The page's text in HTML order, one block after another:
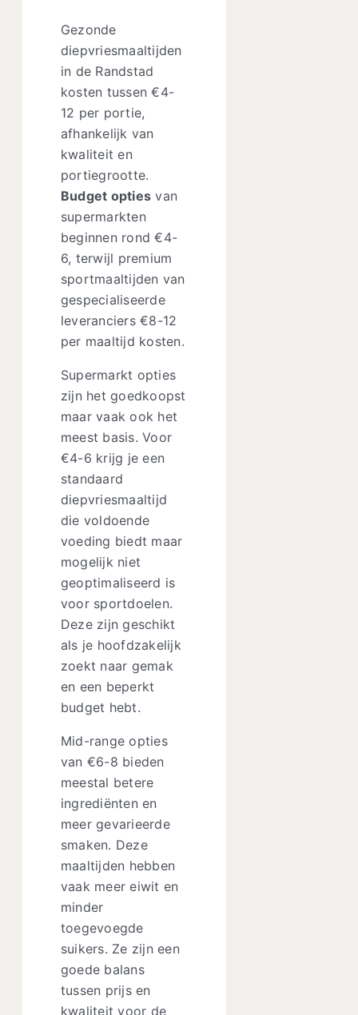
Gezonde
diepvriesmaaltijden
in de Randstad
kosten tussen €4-
12 per portie,
afhankelijk van
kwaliteit en
portiegrootte.
Budget opties van
supermarkten
beginnen rond €4-
6, terwijl premium
sportmaaltijden van
gespecialiseerde
leveranciers €8-12
per maaltijd kosten.
Supermarkt opties
zijn het goedkoopst
maar vaak ook het
meest basis. Voor
€4-6 krijg je een
standaard
diepvriesmaaltijd
die voldoende
voeding biedt maar
mogelijk niet
geoptimaliseerd is
voor sportdoelen.
Deze zijn geschikt
als je hoofdzakelijk
zoekt naar gemak
en een beperkt
budget hebt.
Mid-range opties
van €6-8 bieden
meestal betere
ingrediënten en
meer gevarieerde
smaken. Deze
maaltijden hebben
vaak meer eiwit en
minder
toegevoegde
suikers. Ze zijn een
goede balans
tussen prijs en
kwaliteit voor de